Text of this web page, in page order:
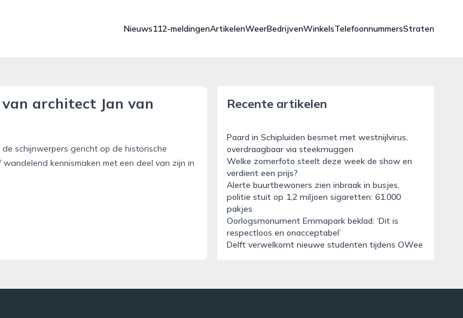
Nieuws112-meldingenArtikelenWeerBedrijvenWinkelsTelefoonnummersStraten
architect Jan van
schijnwerpers gericht op de historische
kennismaken met een deel van zijn in
Recente artikelen
Paard in Schipluiden besmet met westnijlvirus,
overdraagbaar via steekmuggen
Welke zomerfoto steelt deze week de show en
verdient een prijs?
Alerte buurtbewoners zien inbraak in busjes,
politie stuit op 1,2 miljoen sigaretten: 61.000
pakjes
Oorlogsmonument Emmapark beklad: ‘Dit is
respectloos en onacceptabel’
Delft verwelkomt nieuwe studenten tijdens OWee